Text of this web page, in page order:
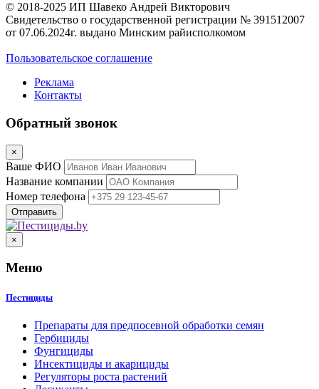
© 2018-2025 ИП Шавеко Андрей Викторович
Свидетельство о государственной регистрации № 391512007
от 07.06.2024г. выдано Минским райисполкомом
Пользовательское соглашение
Реклама
Контакты
Обратный звонок
×
Ваше ФИО
Название компании
Номер телефона
×
Меню
Пестициды
Препараты для предпосевной обработки семян
Гербициды
Фунгициды
Инсектициды и акарициды
Регуляторы роста растений